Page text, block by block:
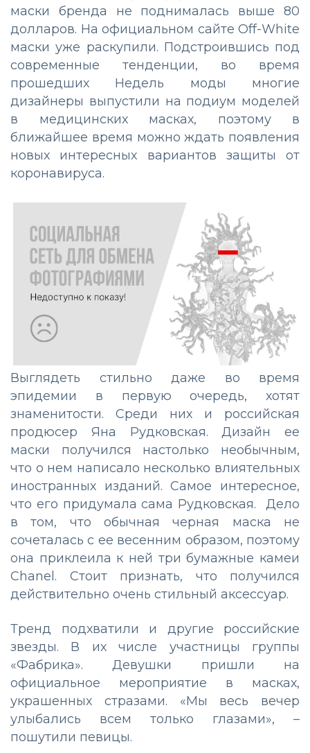
маски бренда не поднималась выше 80
долларов. На официальном сайте Off-White
маски уже раскупили. Подстроившись под
современные тенденции, во время
прошедших Недель моды многие
дизайнеры выпустили на подиум моделей
в медицинских масках, поэтому в
ближайшее время можно ждать появления
новых интересных вариантов защиты от
коронавируса.
Выглядеть стильно даже во время
эпидемии в первую очередь, хотят
знаменитости. Среди них и российская
продюсер Яна Рудковская. Дизайн ее
маски получился настолько необычным,
что о нем написало несколько влиятельных
иностранных изданий. Самое интересное,
что его придумала сама Рудковская. Дело
в том, что обычная черная маска не
сочеталась с ее весенним образом, поэтому
она приклеила к ней три бумажные камеи
Chanel. Стоит признать, что получился
действительно очень стильный аксессуар.
Тренд подхватили и другие российские
звезды. В их числе участницы группы
«Фабрика». Девушки пришли на
официальное мероприятие в масках,
украшенных стразами. «Мы весь вечер
улыбались всем только глазами», –
пошутили певицы.